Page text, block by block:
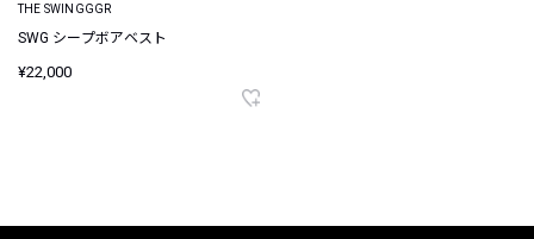
THE SWINGGGR
SWG シープボアベスト
¥22,000